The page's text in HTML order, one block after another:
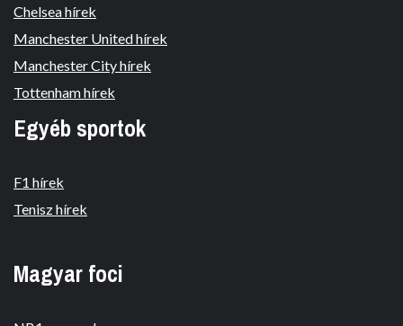
Chelsea hírek
Manchester United hírek
Manchester City hírek
Tottenham hírek
Egyéb sportok
F1 hírek
Tenisz hírek
Magyar foci